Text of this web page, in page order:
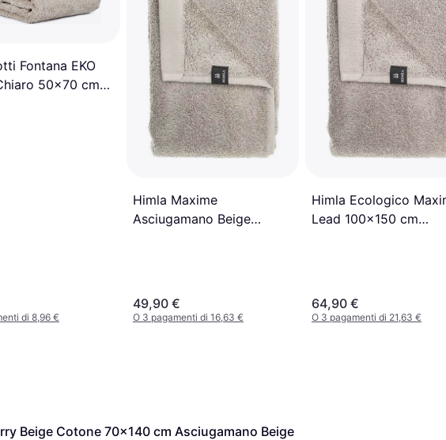
Fontana EKO
50x70 cm
di 8,96 €
Himla Maxime
Asciugamano Beige
49,90 €
O 3 pagamenti di 16,63 €
Himla Ecologico
Lead 100x150 cm
64,90 €
O 3 pagamenti di 21,63 €
Beige Cotone 70x140 cm Asciugamano Beige